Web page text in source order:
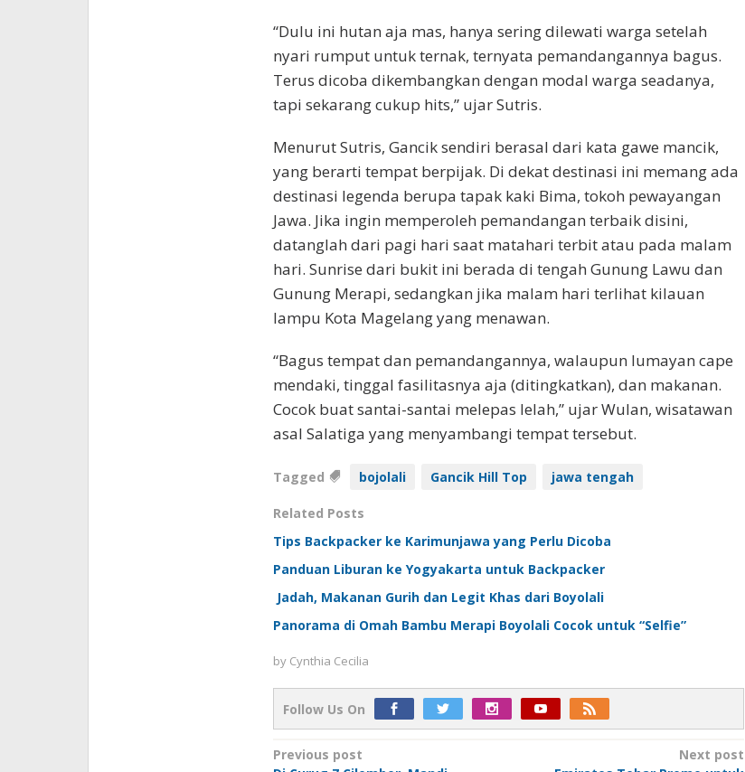
“Dulu ini hutan aja mas, hanya sering dilewati warga setelah
nyari rumput untuk ternak, ternyata pemandangannya bagus.
Terus dicoba dikembangkan dengan modal warga seadanya,
tapi sekarang cukup hits,” ujar Sutris.
Menurut Sutris, Gancik sendiri berasal dari kata gawe mancik,
yang berarti tempat berpijak. Di dekat destinasi ini memang ada
destinasi legenda berupa tapak kaki Bima, tokoh pewayangan
Jawa. Jika ingin memperoleh pemandangan terbaik disini,
datanglah dari pagi hari saat matahari terbit atau pada malam
hari. Sunrise dari bukit ini berada di tengah Gunung Lawu dan
Gunung Merapi, sedangkan jika malam hari terlihat kilauan
lampu Kota Magelang yang menawan.
“Bagus tempat dan pemandangannya, walaupun lumayan cape
mendaki, tinggal fasilitasnya aja (ditingkatkan), dan makanan.
Cocok buat santai-santai melepas lelah,” ujar Wulan, wisatawan
asal Salatiga yang menyambangi tempat tersebut.
Tagged bojolali Gancik Hill Top jawa tengah
Related Posts
Tips Backpacker ke Karimunjawa yang Perlu Dicoba
Panduan Liburan ke Yogyakarta untuk Backpacker
Jadah, Makanan Gurih dan Legit Khas dari Boyolali
Panorama di Omah Bambu Merapi Boyolali Cocok untuk “Selfie”
by Cynthia Cecilia
Follow Us On
Post
Previous post
Next post